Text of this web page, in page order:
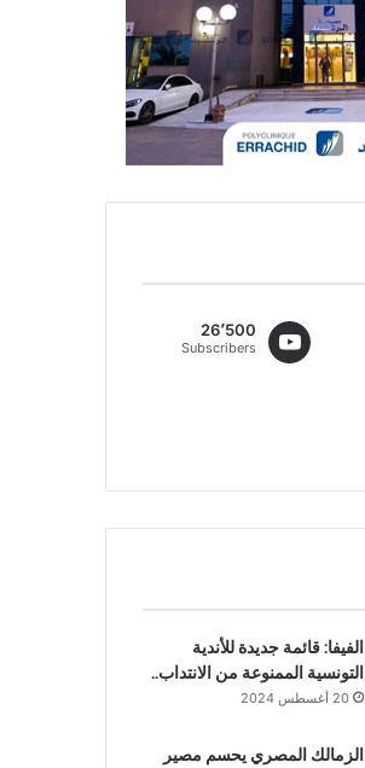
26٬500
Subscribers
الفيفا: قائمة جديدة للأندية
التونسية الممنوعة من الانتداب..
20 أغسطس 2024
الزمالك المصري يحسم مصير